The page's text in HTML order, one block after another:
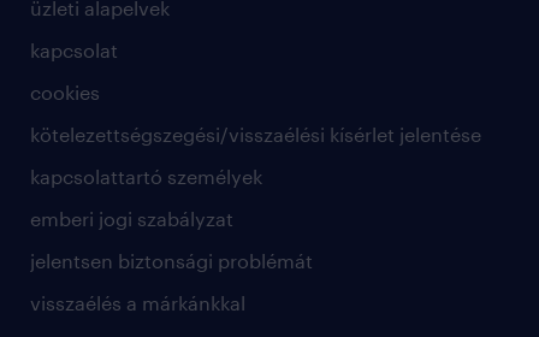
üzleti alapelvek
kapcsolat
cookies
kötelezettségszegési/visszaélési kísérlet jelentése
kapcsolattartó személyek
emberi jogi szabályzat
jelentsen biztonsági problémát
visszaélés a márkánkkal